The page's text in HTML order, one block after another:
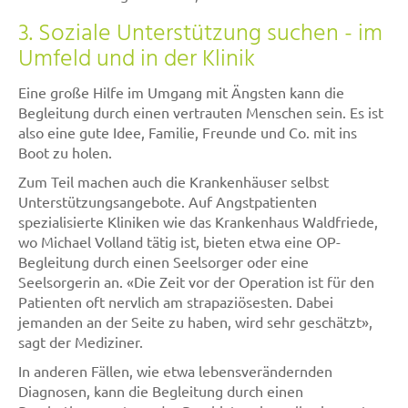
3. Soziale Unterstützung suchen - im
Umfeld und in der Klinik
Eine große Hilfe im Umgang mit Ängsten kann die
Begleitung durch einen vertrauten Menschen sein. Es ist
also eine gute Idee, Familie, Freunde und Co. mit ins
Boot zu holen.
Zum Teil machen auch die Krankenhäuser selbst
Unterstützungsangebote. Auf Angstpatienten
spezialisierte Kliniken wie das Krankenhaus Waldfriede,
wo Michael Volland tätig ist, bieten etwa eine OP-
Begleitung durch einen Seelsorger oder eine
Seelsorgerin an. «Die Zeit vor der Operation ist für den
Patienten oft nervlich am strapaziösesten. Dabei
jemanden an der Seite zu haben, wird sehr geschätzt»,
sagt der Mediziner.
In anderen Fällen, wie etwa lebensverändernden
Diagnosen, kann die Begleitung durch einen